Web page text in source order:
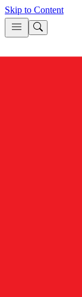
Skip to Content